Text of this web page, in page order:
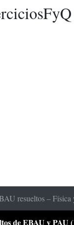
resueltos –
de EBAU y PAU